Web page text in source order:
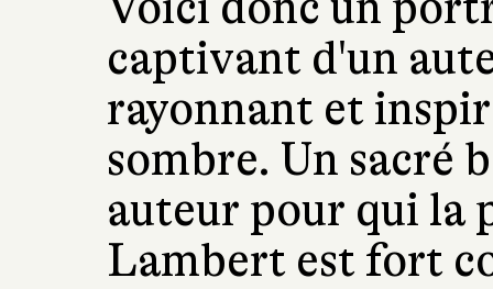
captivant d'un
rayonnant et
sombre. Un sacré
auteur pour qui la
Lambert est fort